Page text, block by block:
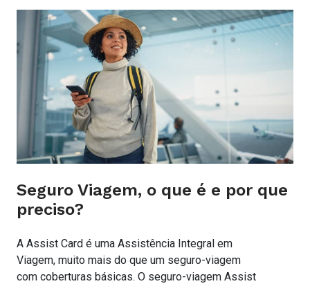
Seguro Viagem, o que é e por que
preciso?
A Assist Card é uma Assistência Integral em
Viagem, muito mais do que um seguro-viagem
com coberturas básicas. O seguro-viagem Assist